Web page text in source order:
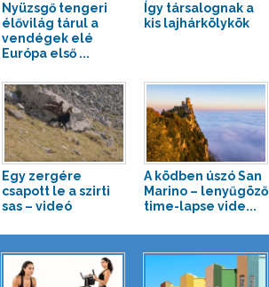
Nyüzsgő tengeri
élővilág tárul a
vendégek elé
Európa első ...
Így társalognak a
kis lajhárkölykök
Egy zergére
csapott le a szirti
sas – videó
A ködben úszó San
Marino – lenyűgöző
time-lapse vide...